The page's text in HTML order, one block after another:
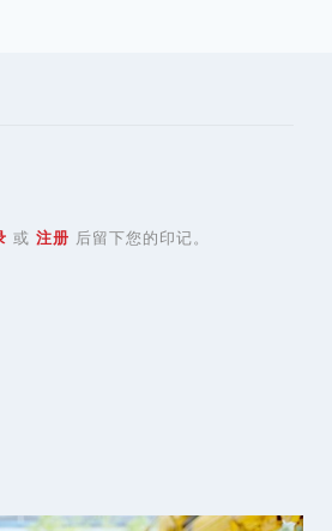
或 注册 后留下您的印记。